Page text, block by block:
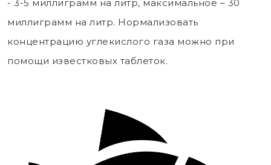
- 3-5 миллиграмм на литр, максимальное – 30
миллиграмм на литр. Нормализовать
концентрацию углекислого газа можно при
помощи известковых таблеток.